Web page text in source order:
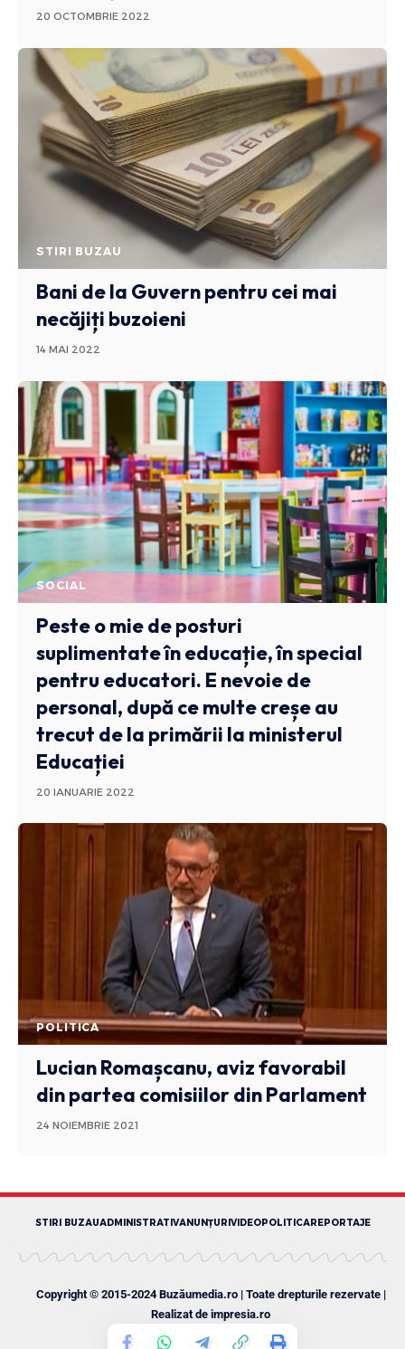
20 OCTOMBRIE 2022
STIRI BUZAU
Bani de la Guvern pentru cei mai
necăjiți buzoieni
14 MAI 2022
SOCIAL
Peste o mie de posturi
suplimentate în educație, în special
pentru educatori. E nevoie de
personal, după ce multe creșe au
trecut de la primării la ministerul
Educației
20 IANUARIE 2022
POLITICA
Lucian Romașcanu, aviz favorabil
din partea comisiilor din Parlament
24 NOIEMBRIE 2021
STIRI BUZAUADMINISTRATIVANUNȚURI VIDEOPOLITICAREPORTAJE
Copyright © 2015-2024 Buzăumedia.ro | Toate drepturile rezervate |
Realizat de impresia.ro